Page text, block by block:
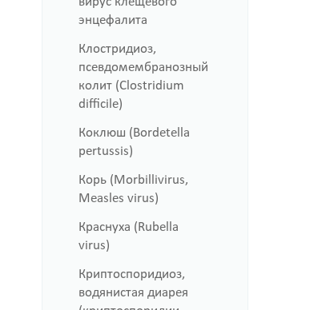
энцефалита
Клостридиоз,
псевдомембранозный
колит (Clostridium
difficile)
Коклюш (Bordetella
pertussis)
Корь (Morbillivirus,
Measles virus)
Краснуха (Rubella
virus)
Криптоспоридиоз,
водянистая диарея